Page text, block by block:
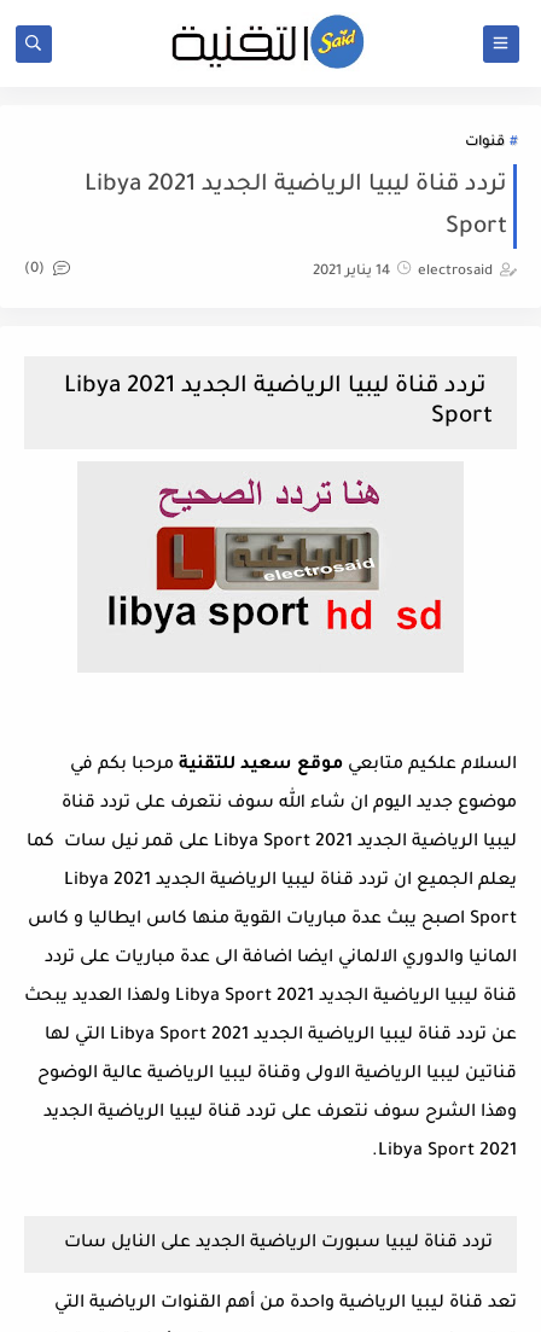
قنوات
تردد قناة ليبيا الرياضية الجديد 2021 Libya
Sport
electrosaid 14 يناير 2021 (0)
تردد قناة ليبيا الرياضية الجديد 2021 Libya
Sport
السلام علكيم متابعي موقع سعيد للتقنية مرحبا بكم في
موضوع جديد اليوم ان شاء الله سوف نتعرف على تردد قناة
ليبيا الرياضية الجديد 2021 Libya Sport على قمر نيل سات كما
يعلم الجميع ان تردد قناة ليبيا الرياضية الجديد 2021 Libya
Sport اصبح يبث عدة مباريات القوية منها كاس ايطاليا و كاس
المانيا والدوري الالماني ايضا اضافة الى عدة مباريات على تردد
قناة ليبيا الرياضية الجديد 2021 Libya Sport ولهذا العديد يبحث
عن تردد قناة ليبيا الرياضية الجديد 2021 Libya Sport التي لها
قناتين ليبيا الرياضية الاولى وقناة ليبيا الرياضية عالية الوضوح
وهذا الشرح سوف نتعرف على تردد قناة ليبيا الرياضية الجديد
2021 Libya Sport.
تردد قناة ليبيا سبورت الرياضية الجديد على النايل سات
تعد قناة ليبيا الرياضية واحدة من أهم القنوات الرياضية التي